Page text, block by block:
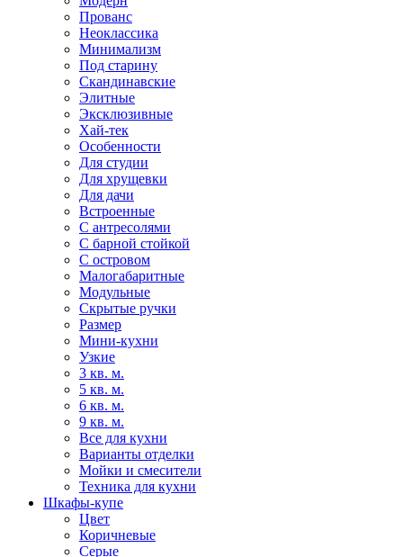
Прованс
Неоклассика
Минимализм
Под старину
Скандинавские
Элитные
Эксклюзивные
Хай-тек
Особенности
Для студии
Для хрущевки
Для дачи
Встроенные
С антресолями
С барной стойкой
С островом
Малогабаритные
Модульные
Скрытые ручки
Размер
Мини-кухни
Узкие
3 кв. м.
5 кв. м.
6 кв. м.
9 кв. м.
Все для кухни
Варианты отделки
Мойки и смесители
Техника для кухни
Шкафы-купе
Цвет
Коричневые
Серые